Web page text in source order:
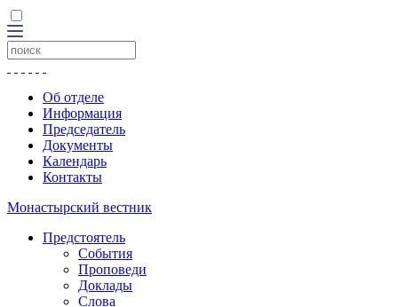
Об отделе
Информация
Председатель
Документы
Календарь
Контакты
Монастырский вестник
Предстоятель
События
Проповеди
Доклады
Слова